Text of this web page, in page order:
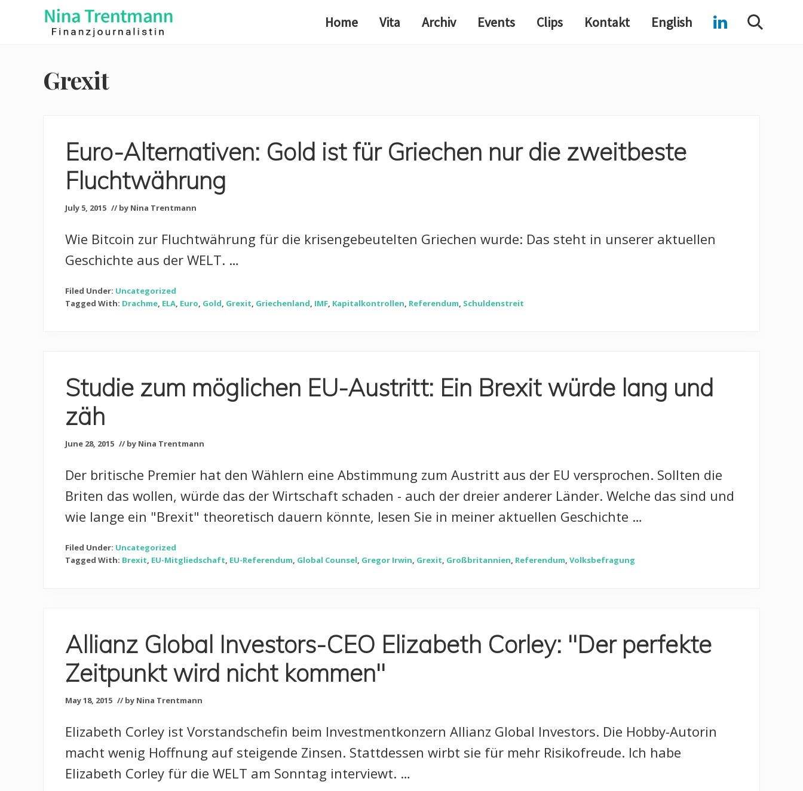
Home Vita Archiv Events Clips Kontakt English Search
Grexit
Euro-Alternativen: Gold ist für Griechen nur die zweitbeste
Fluchtwährung
July 5, 2015 // by Nina Trentmann
Wie Bitcoin zur Fluchtwährung für die krisengebeutelten Griechen wurde: Das steht in unserer aktuellen
Geschichte aus der WELT. …
Filed Under: Uncategorized
Tagged With: Drachme, ELA, Euro, Gold, Grexit, Griechenland, IMF, Kapitalkontrollen, Referendum, Schuldenstreit
Studie zum möglichen EU-Austritt: Ein Brexit würde lang und
zäh
June 28, 2015 // by Nina Trentmann
Der britische Premier hat den Wählern eine Abstimmung zum Austritt aus der EU versprochen. Sollten die
Briten das wollen, würde das der Wirtschaft schaden - auch der dreier anderer Länder. Welche das sind und
wie lange ein "Brexit" theoretisch dauern könnte, lesen Sie in meiner aktuellen Geschichte …
Filed Under: Uncategorized
Tagged With: Brexit, EU-Mitgliedschaft, EU-Referendum, Global Counsel, Gregor Irwin, Grexit, Großbritannien, Referendum, Volksbefragung
Allianz Global Investors-CEO Elizabeth Corley: "Der perfekte
Zeitpunkt wird nicht kommen"
May 18, 2015 // by Nina Trentmann
Elizabeth Corley ist Vorstandschefin beim Investmentkonzern Allianz Global Investors. Die Hobby-Autorin
macht wenig Hoffnung auf steigende Zinsen. Stattdessen wirbt sie für mehr Risikofreude. Ich habe
Elizabeth Corley für die WELT am Sonntag interviewt. …